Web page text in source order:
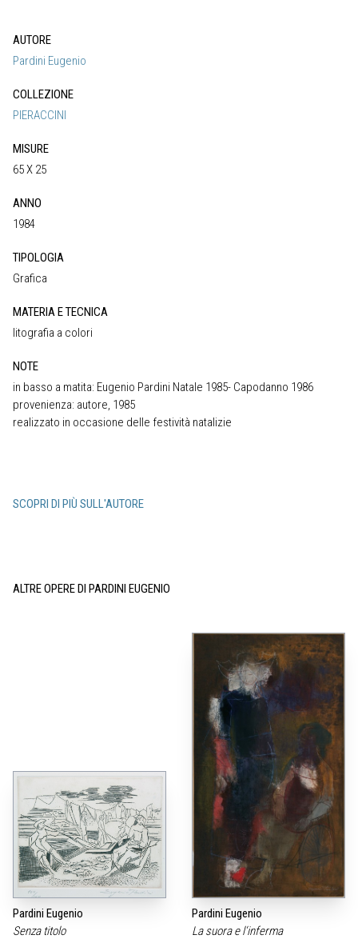
AUTORE
Pardini Eugenio
COLLEZIONE
PIERACCINI
MISURE
65 X 25
ANNO
1984
TIPOLOGIA
Grafica
MATERIA E TECNICA
litografia a colori
NOTE
in basso a matita: Eugenio Pardini Natale 1985- Capodanno 1986
provenienza: autore, 1985
realizzato in occasione delle festività natalizie
SCOPRI DI PIÙ SULL'AUTORE
ALTRE OPERE DI PARDINI EUGENIO
Pardini Eugenio
Senza titolo
Pardini Eugenio
La suora e l‘inferma